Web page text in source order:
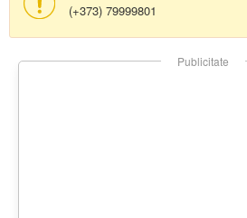
(+373) 79999801
Publicitate